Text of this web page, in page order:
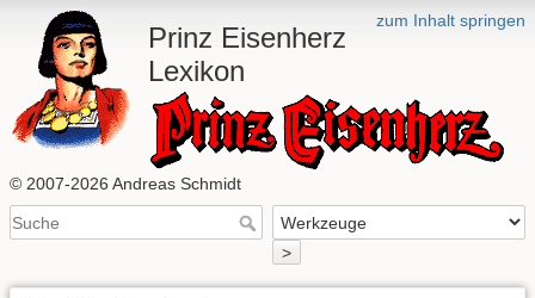
zum Inhalt springen
Prinz Eisenherz
Lexikon
© 2007-2026 Andreas Schmidt
>